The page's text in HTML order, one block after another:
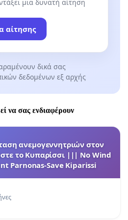
μια δυνατή αίτηση
αίτησης
δικά σας
δεδομένων εξ αρχής
να σας ενδιαφέρουν
ανεμογεννητριών στον
το Κυπαρίσσι ||| No Wind
Parnonas-Save Kiparissi